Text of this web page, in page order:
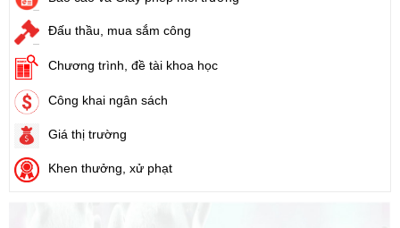
Số:
Tên:
(Nghị định Quy định về giá đất)
Số:31/2024/QH15
Tên:
Ngày ban hành: (21/08/2024)
Số:
Đấu thầu, mua sắm công
Chương trình, đề tài khoa học
Công khai ngân sách
Giá thị trường
Khen thưởng, xử phạt